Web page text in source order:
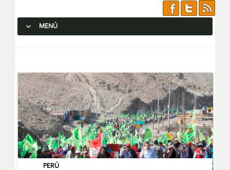
MENÚ
PERÚ